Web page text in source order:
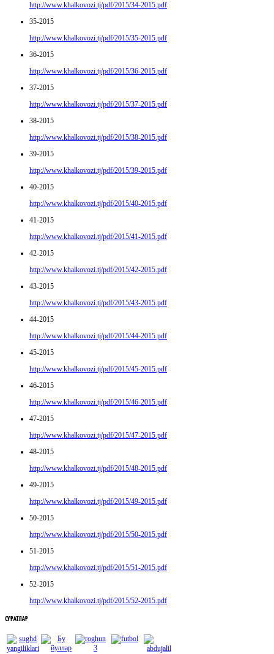
http://www.khalkovozi.tj/pdf/2015/34-2015.pdf
35-2015
http://www.khalkovozi.tj/pdf/2015/35-2015.pdf
36-2015
http://www.khalkovozi.tj/pdf/2015/36-2015.pdf
37-2015
http://www.khalkovozi.tj/pdf/2015/37-2015.pdf
38-2015
http://www.khalkovozi.tj/pdf/2015/38-2015.pdf
39-2015
http://www.khalkovozi.tj/pdf/2015/39-2015.pdf
40-2015
http://www.khalkovozi.tj/pdf/2015/40-2015.pdf
41-2015
http://www.khalkovozi.tj/pdf/2015/41-2015.pdf
42-2015
http://www.khalkovozi.tj/pdf/2015/42-2015.pdf
43-2015
http://www.khalkovozi.tj/pdf/2015/43-2015.pdf
44-2015
http://www.khalkovozi.tj/pdf/2015/44-2015.pdf
45-2015
http://www.khalkovozi.tj/pdf/2015/45-2015.pdf
46-2015
http://www.khalkovozi.tj/pdf/2015/46-2015.pdf
47-2015
http://www.khalkovozi.tj/pdf/2015/47-2015.pdf
48-2015
http://www.khalkovozi.tj/pdf/2015/48-2015.pdf
49-2015
http://www.khalkovozi.tj/pdf/2015/49-2015.pdf
50-2015
http://www.khalkovozi.tj/pdf/2015/50-2015.pdf
51-2015
http://www.khalkovozi.tj/pdf/2015/51-2015.pdf
52-2015
http://www.khalkovozi.tj/pdf/2015/52-2015.pdf
СУРАТЛАР